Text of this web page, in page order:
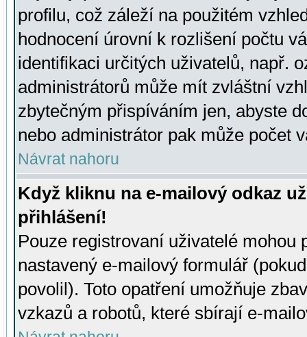
profilu, což záleží na použitém
hodnocení úrovní k rozlišení počtu
identifikaci určitých uživatelů, např.
administrátorů může mít zvláštní
zbytečným přispíváním jen, abyste
nebo administrátor pak může počet
Návrat nahoru
Když kliknu na e-mailový odkaz
přihlášení!
Pouze registrovaní uživatelé mohou
nastavený e-mailový formulář
povolil). Toto opatření umožňuje
vzkazů a robotů, které sbírají e-